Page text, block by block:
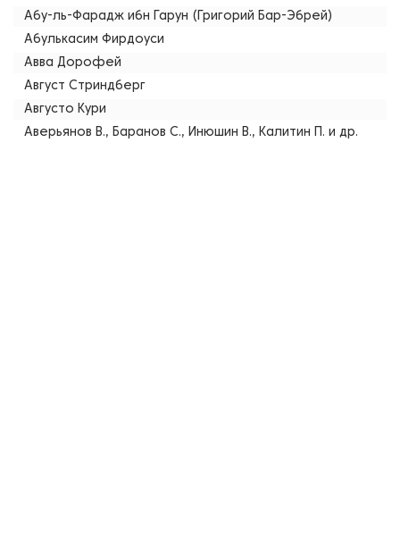
Абу-ль-Фарадж ибн Гарун (Григорий Бар-Эбрей)
Абулькасим Фирдоуси
Авва Дорофей
Август Стриндберг
Августо Кури
Аверьянов В., Баранов С., Инюшин В., Калитин П. и др.